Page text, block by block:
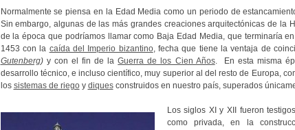
Normalmente se piensa en la Edad Media como un periodo de
Sin embargo, algunas de las más grandes creaciones arquitectónicas de la
de la época que podríamos llamar como Baja Edad Media, que terminaría en
1453 con la caída del Imperio bizantino, fecha que tiene la ventaja de
Gutenberg)y con el fin de laGuerra de los Cien Años. En esta misma
desarrollo técnico, e incluso científico, muy superior al del resto de Europa,
los sistemas de riegoy diquesconstruidos en nuestro país, superados
Los siglos XI y XII fueron
como privada, en la